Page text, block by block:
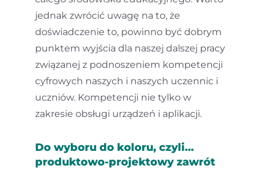
jednak zwrócić uwagę na to, że
doświadczenie to, powinno być dobrym
punktem wyjścia dla naszej dalszej pracy
związanej z podnoszeniem kompetencji
cyfrowych naszych i naszych uczennic i
uczniów. Kompetencji nie tylko w
zakresie obsługi urządzeń i aplikacji.
Do wyboru do koloru, czyli…
produktowo-projektowy zawrót